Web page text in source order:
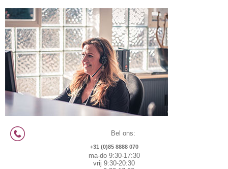
Bel ons:
+31 (0)85 8888 070
ma-do 9:30-17:30
vrij 9:30-20:30